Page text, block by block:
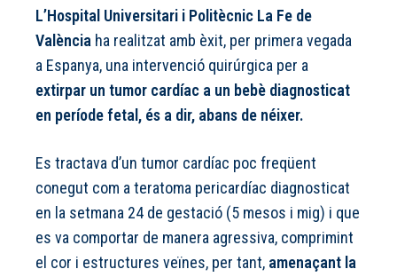
L’Hospital Universitari i Politècnic La Fe de
València ha realitzat amb èxit, per primera vegada
a Espanya, una intervenció quirúrgica per a
extirpar un tumor cardíac a un bebè diagnosticat
en període fetal, és a dir, abans de néixer.
Es tractava d’un tumor cardíac poc freqüent
conegut com a teratoma pericardíac diagnosticat
en la setmana 24 de gestació (5 mesos i mig) i que
es va comportar de manera agressiva, comprimint
el cor i estructures veïnes, per tant, amenaçant la